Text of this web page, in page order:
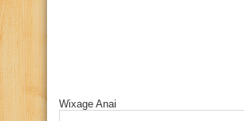
Wixage Anai